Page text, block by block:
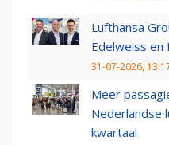
Lufthansa
Edelweiss en
31-07-2026,
Meer
Nederlandse
kwartaal